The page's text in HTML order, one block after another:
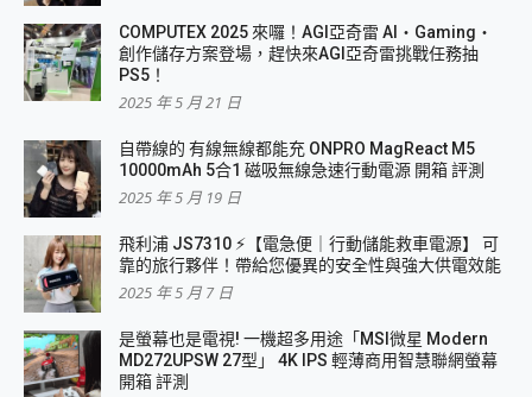
COMPUTEX 2025 來囉！AGI亞奇雷 AI・Gaming・
創作儲存方案登場，趕快來AGI亞奇雷挑戰任務抽
PS5！
2025 年 5 月 21 日
自帶線的 有線無線都能充 ONPRO MagReact M5
10000mAh 5合1 磁吸無線急速行動電源 開箱 評測
2025 年 5 月 19 日
飛利浦 JS7310 ⚡【電急便｜行動儲能救車電源】 可
靠的旅行夥伴！帶給您優異的安全性與強大供電效能
2025 年 5 月 7 日
是螢幕也是電視! 一機超多用途「MSI微星 Modern
MD272UPSW 27型」 4K IPS 輕薄商用智慧聯網螢幕
開箱 評測